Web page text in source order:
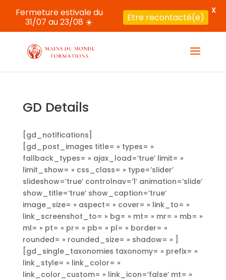
GD Details
[gd_notifications]
[gd_post_images title= » types= »
fallback_types= » ajax_load=’true’ limit= »
limit_show= » css_class= » type=’slider’
slideshow=’true’ controlnav=’1′ animation=’slide’
show_title=’true’ show_caption=’true’
image_size= » aspect= » cover= » link_to= »
link_screenshot_to= » bg= » mt= » mr= » mb= »
ml= » pt= » pr= » pb= » pl= » border= »
rounded= » rounded_size= » shadow= » ]
[gd_single_taxonomies taxonomy= » prefix= »
link_style= » link_color= »
link_color_custom= » link_icon=’false’ mt= »
Fermeture estivale du
31/07 au 23/08 ☀️
Etre recontacté(e)
X